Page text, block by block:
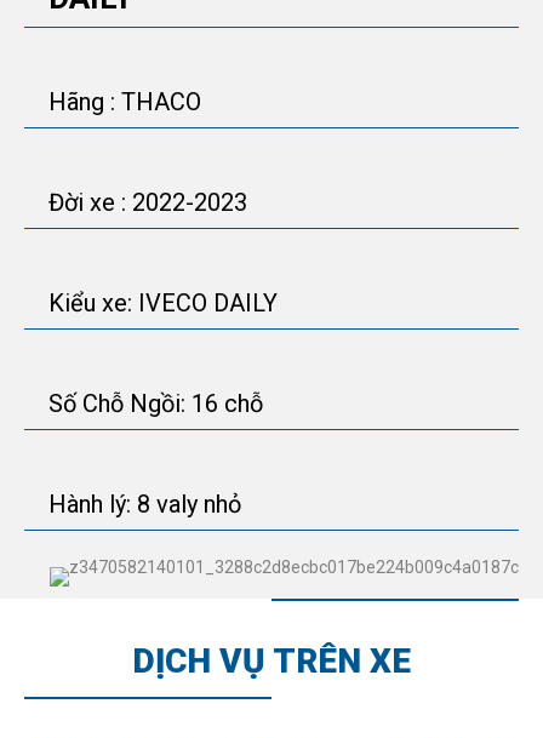
Hãng : THACO
Đời xe : 2022-2023
Kiểu xe: IVECO DAILY
Số Chỗ Ngồi: 16 chỗ
Hành lý: 8 valy nhỏ
DỊCH VỤ TRÊN XE